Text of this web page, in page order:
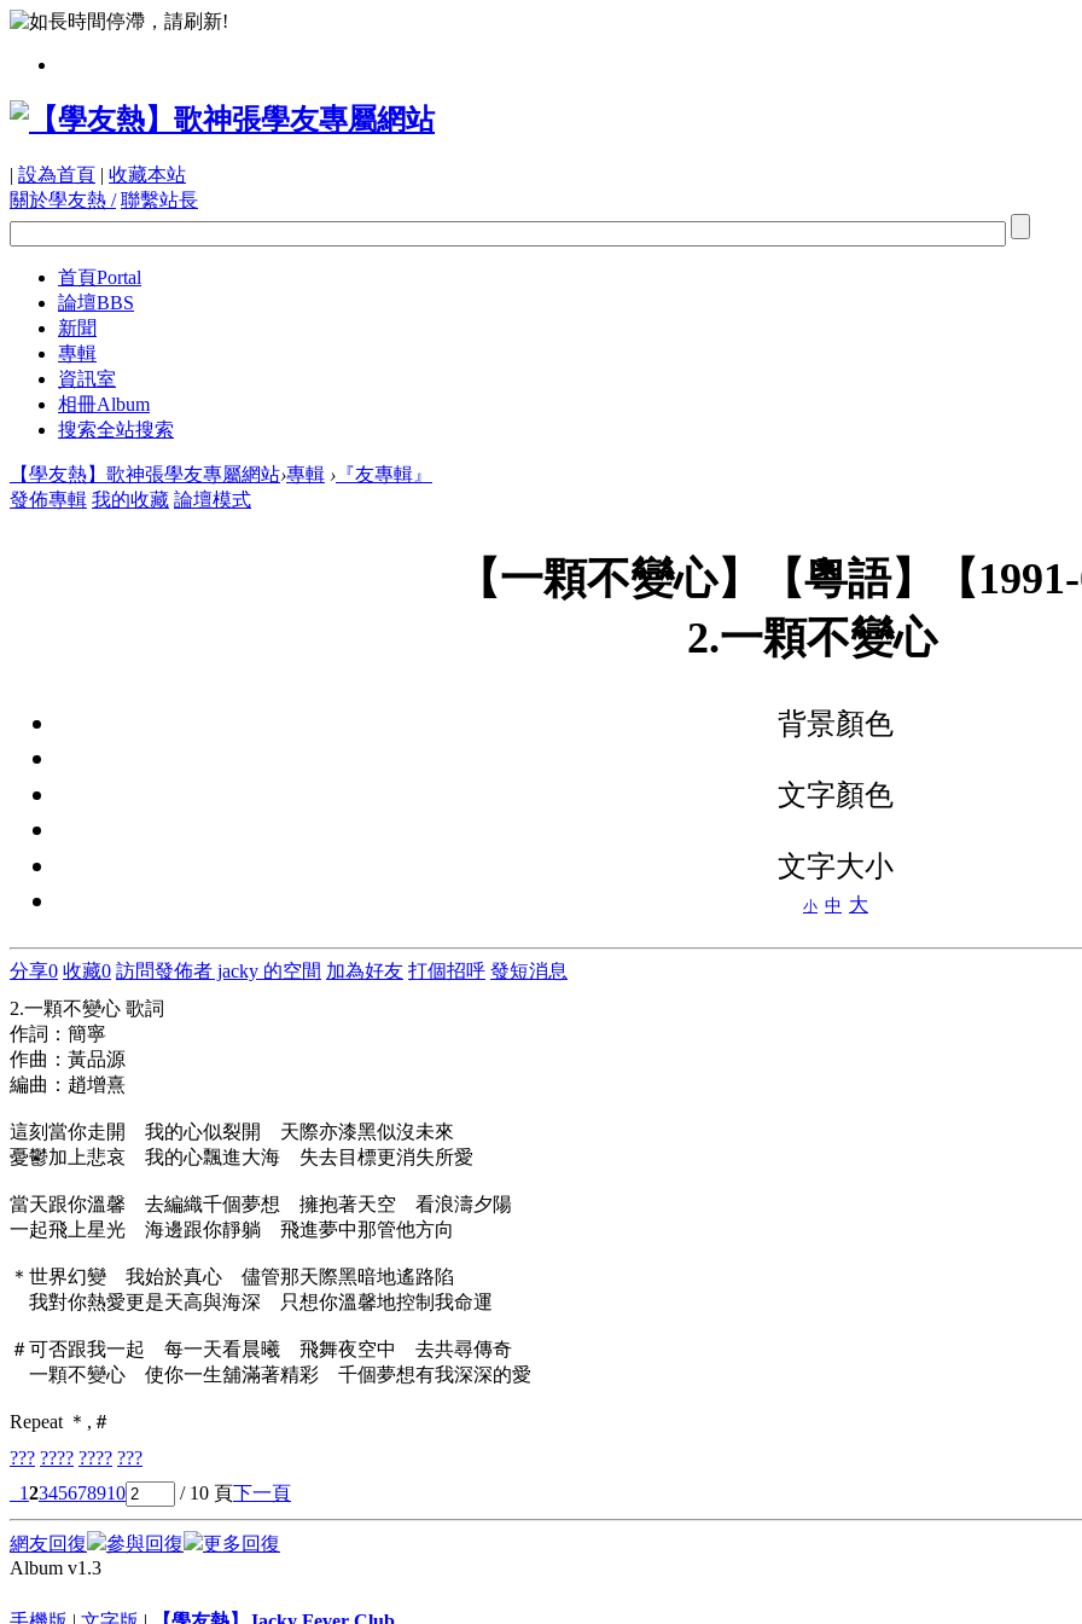
| 設為首頁 | 收藏本站
關於學友熱 / 聯繫站長
首頁Portal
論壇BBS
新聞
專輯
資訊室
相冊Album
搜索全站搜索
【學友熱】歌神張學友專屬網站›專輯 › 『友專輯』
發佈專輯 我的收藏 論壇模式
【一顆不變心】【粵語】【
2.一顆不變心
背景顏色
文字顏色
文字大小
小 中 大
分享0 收藏0 訪問發佈者 jacky 的空間 加為好友 打個招呼 發短消息
2.一顆不變心 歌詞
作詞：簡寧
作曲：黃品源
編曲：趙增熹
這刻當你走開 我的心似裂開 天際亦漆黑似沒未來
憂鬱加上悲哀 我的心飄進大海 失去目標更消失所愛
當天跟你溫馨 去編織千個夢想 擁抱著天空 看浪濤夕陽
一起飛上星光 海邊跟你靜躺 飛進夢中那管他方向
＊世界幻變 我始於真心 儘管那天際黑暗地遙路陷
我對你熱愛更是天高與海深 只想你溫馨地控制我命運
＃可否跟我一起 每一天看晨曦 飛舞夜空中 去共尋傳奇
一顆不變心 使你一生舖滿著精彩 千個夢想有我深深的愛
Repeat ＊,＃
??? ???? ???? ???
12345678910 / 10 頁下一頁
網友回復 參與回復
更多回復
Album v1.3